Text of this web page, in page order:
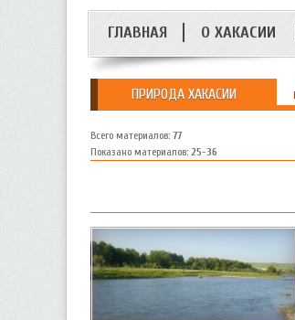
ГЛАВНАЯ О ХАКАСИИ
ПРИРОДА ХАКАСИИ
Всего материалов: 77
Показано материалов: 25-36